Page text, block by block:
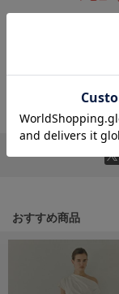
ジェラート ピケ
GELATO PIQUE
ジェラート ピケ キャッ
ジェラート ピケ スリープ
レビューは
返品・キャンセ
おすすめ商品